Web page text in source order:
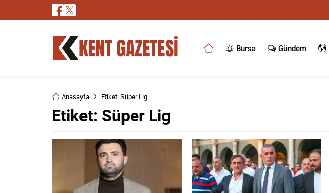
Bursa Gündem
Anasayfa Etiket: Süper Lig
Etiket: Süper Lig